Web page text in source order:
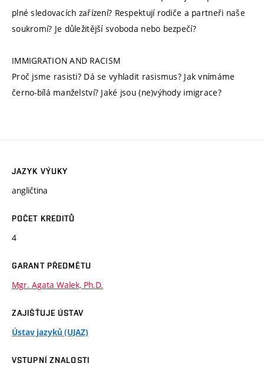
plné sledovacích zařízení? Respektují rodiče a partneři naše
soukromí? Je důležitější svoboda nebo bezpečí?
IMMIGRATION AND RACISM
Proč jsme rasisti? Dá se vyhladit rasismus? Jak vnímáme
černo-bílá manželství? Jaké jsou (ne)výhody imigrace?
JAZYK VÝUKY
angličtina
POČET KREDITŮ
4
GARANT PŘEDMĚTU
Mgr. Agata Walek, Ph.D.
ZAJIŠŤUJE ÚSTAV
Ústav jazyků (UJAZ)
VSTUPNÍ ZNALOSTI